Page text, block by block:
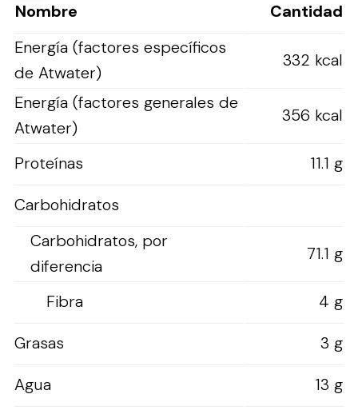
Nombre
Cantidad
Energía (factores específicos
de Atwater)
332 kcal
Energía (factores generales de
Atwater)
356 kcal
Proteínas
11.1 g
Carbohidratos
Carbohidratos, por
diferencia
71.1 g
Fibra
4 g
Grasas
3 g
Agua
13 g